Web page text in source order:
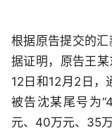
根据原告提交的
据证明，原告王某
12日和12月2日，
被告沈某尾号为
元、40万元、35